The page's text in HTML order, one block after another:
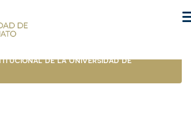
de la Universidad de